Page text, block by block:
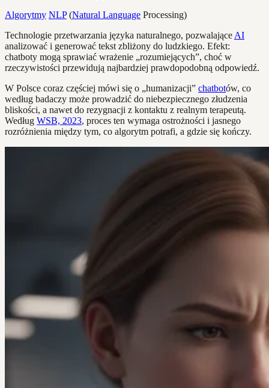
Algorytmy NLP(Natural Language Processing)
Technologie przetwarzania języka naturalnego, pozwalające AI
analizować i generować tekst zbliżony do ludzkiego. Efekt:
chatboty mogą sprawiać wrażenie „rozumiejących”, choć w
rzeczywistości przewidują najbardziej prawdopodobną odpowiedź.
W Polsce coraz częściej mówi się o „humanizacji” chatbotów, co
według badaczy może prowadzić do niebezpiecznego złudzenia
bliskości, a nawet do rezygnacji z kontaktu z realnym terapeutą.
Według WSB, 2023, proces ten wymaga ostrożności i jasnego
rozróżnienia między tym, co algorytm potrafi, a gdzie się kończy.